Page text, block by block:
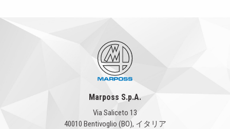
Marposs S.p.A.
Via Saliceto 13
40010 Bentivoglio (BO), イタリア